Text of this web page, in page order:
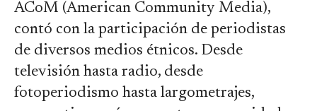
ACoM (American Community Media),
contó con la participación de periodistas
de diversos medios étnicos. Desde
televisión hasta radio, desde
fotoperiodismo hasta largometrajes,